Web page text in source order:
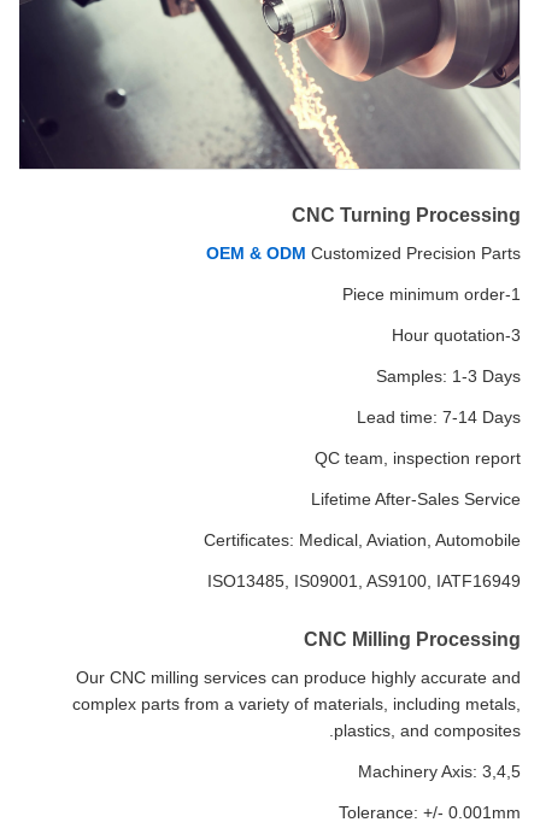
CNC Turning Processing
OEM & ODM Customized Precision Parts
1-Piece minimum order
3-Hour quotation
Samples: 1-3 Days
Lead time: 7-14 Days
QC team, inspection report
Lifetime After-Sales Service
Certificates: Medical, Aviation, Automobile
ISO13485, IS09001, AS9100, IATF16949
CNC Milling Processing
Our CNC milling services can produce highly accurate and
complex parts from a variety of materials, including metals,
plastics, and composites.
Machinery Axis: 3,4,5
Tolerance: +/- 0.001mm